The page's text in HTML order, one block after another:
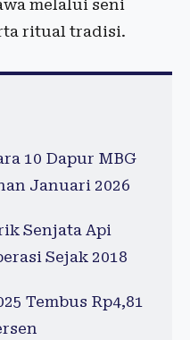
melalui seni
ritual tradisi.
10 Dapur MBG
Januari 2026
Senjata Api
Sejak 2018
Tembus Rp4,81